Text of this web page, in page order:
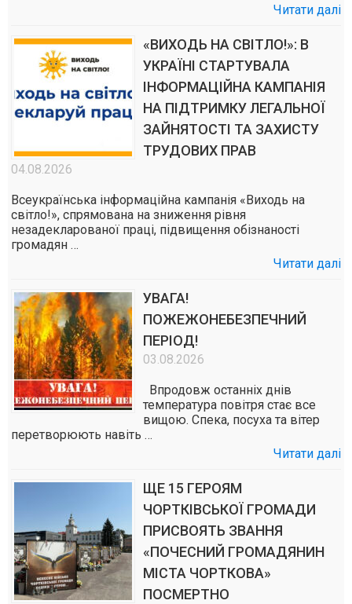
Читати далі
«ВИХОДЬ НА СВІТЛО!»: В
УКРАЇНІ СТАРТУВАЛА
ІНФОРМАЦІЙНА КАМПАНІЯ
НА ПІДТРИМКУ ЛЕГАЛЬНОЇ
ЗАЙНЯТОСТІ ТА ЗАХИСТУ
ТРУДОВИХ ПРАВ
04.08.2026
Всеукраїнська інформаційна кампанія «Виходь на
світло!», спрямована на зниження рівня
незадекларованої праці, підвищення обізнаності
громадян …
Читати далі
УВАГА!
ПОЖЕЖОНЕБЕЗПЕЧНИЙ
ПЕРІОД!
03.08.2026
Впродовж останніх днів
температура повітря стає все
вищою. Спека, посуха та вітер
перетворюють навіть …
Читати далі
ЩЕ 15 ГЕРОЯМ
ЧОРТКІВСЬКОЇ ГРОМАДИ
ПРИСВОЯТЬ ЗВАННЯ
«ПОЧЕСНИЙ ГРОМАДЯНИН
МІСТА ЧОРТКОВА»
ПОСМЕРТНО